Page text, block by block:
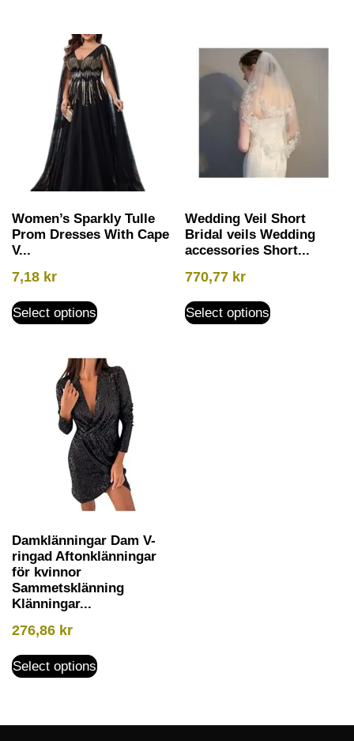
Women’s Sparkly Tulle
Prom Dresses With Cape
V...
7,18 kr
Select options
Wedding Veil Short
Bridal veils Wedding
accessories Short...
770,77 kr
Select options
Damklänningar Dam V-
ringad Aftonklänningar
för kvinnor
Sammetsklänning
Klänningar...
276,86 kr
Select options